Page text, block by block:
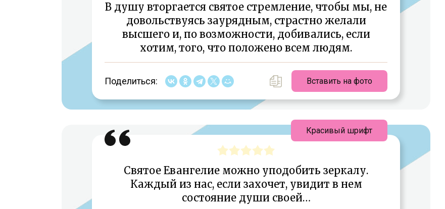
В душу вторгается святое стремление, чтобы мы, не
довольствуясь заурядным, страстно желали
высшего и, по возможности, добивались, если
хотим, того, что положено всем людям.
Поделиться: Вставить на фото
Святое Евангелие можно уподобить зеркалу.
Каждый из нас, если захочет, увидит в нем
состояние души своей…
Красивый шрифт